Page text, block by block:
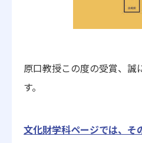
原口教授この度の受賞、誠
す。
文化財学科ページでは、そ